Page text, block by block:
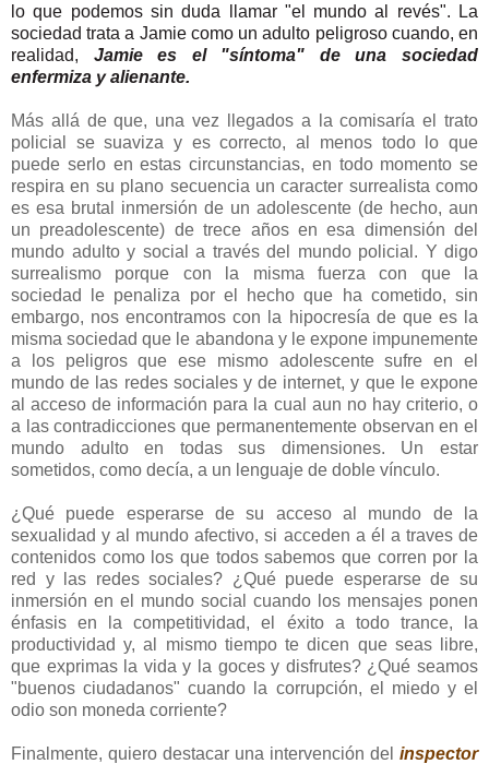
lo que podemos sin duda llamar "el mundo al revés". La
sociedad trata a Jamie como un adulto peligroso cuando, en
realidad, Jamie es el "síntoma" de una sociedad
enfermiza y alienante.
Más allá de que, una vez llegados a la comisaría el trato
policial se suaviza y es correcto, al menos todo lo que
puede serlo en estas circunstancias, en todo momento se
respira en su plano secuencia un caracter surrealista como
es esa brutal inmersión de un adolescente (de hecho, aun
un preadolescente) de trece años en esa dimensión del
mundo adulto y social a través del mundo policial. Y digo
surrealismo porque con la misma fuerza con que la
sociedad le penaliza por el hecho que ha cometido, sin
embargo, nos encontramos con la hipocresía de que es la
misma sociedad que le abandona y le expone impunemente
a los peligros que ese mismo adolescente sufre en el
mundo de las redes sociales y de internet, y que le expone
al acceso de información para la cual aun no hay criterio, o
a las contradicciones que permanentemente observan en el
mundo adulto en todas sus dimensiones. Un estar
sometidos, como decía, a un lenguaje de doble vínculo.
¿Qué puede esperarse de su acceso al mundo de la
sexualidad y al mundo afectivo, si acceden a él a traves de
contenidos como los que todos sabemos que corren por la
red y las redes sociales? ¿Qué puede esperarse de su
inmersión en el mundo social cuando los mensajes ponen
énfasis en la competitividad, el éxito a todo trance, la
productividad y, al mismo tiempo te dicen que seas libre,
que exprimas la vida y la goces y disfrutes? ¿Qué seamos
"buenos ciudadanos" cuando la corrupción, el miedo y el
odio son moneda corriente?
Finalmente, quiero destacar una intervención del inspector